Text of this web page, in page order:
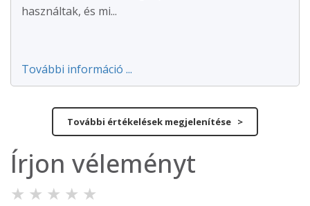
használtak, és mi...
További információ ...
További értékelések megjelenítése >
Írjon véleményt
★ ★ ★ ★ ★